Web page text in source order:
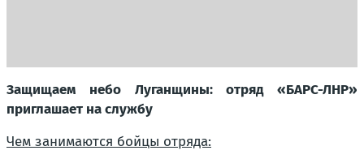
Защищаем небо Луганщины: отряд «БАРС-ЛНР»
приглашает на службу
Чем занимаются бойцы отряда: